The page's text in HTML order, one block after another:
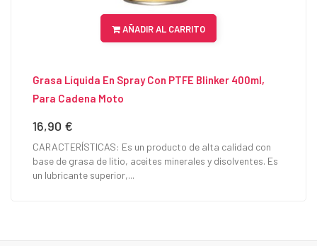
AÑADIR AL CARRITO
Grasa Líquida En Spray Con PTFE Blinker 400ml,
Para Cadena Moto
Precio
16,90 €
CARACTERÍSTICAS: Es un producto de alta calidad con
base de grasa de litio, aceites minerales y disolventes. Es
un lubricante superior,...